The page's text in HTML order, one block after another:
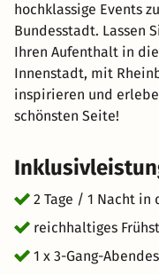
hochklassige Events
Bundesstadt. Lassen
Ihren Aufenthalt in
Innenstadt, mit
inspirieren und
schönsten Seite!
2 Tage / 1 Nacht
reichhaltiges
1 x 3-Gang-